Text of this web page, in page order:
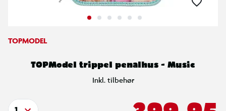
TOPMODEL
TOPModel trippel penalhus - Music
Inkl. tilbehør